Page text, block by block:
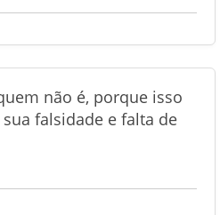
não é, porque isso
falsidade e falta de